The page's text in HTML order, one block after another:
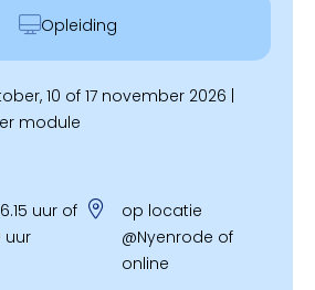
10 of 17 november 2026 |
module
uur of
uur
op locatie
@Nyenrode of
online
Opleiding